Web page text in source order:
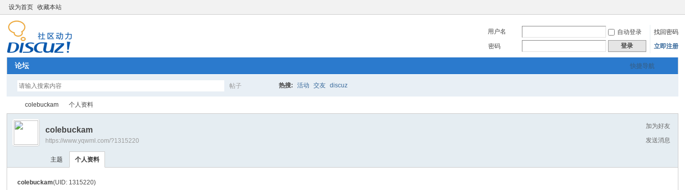
设为首页 收藏本站
用户名 自动登录
找回密码
密码
登录 立即注册
快捷导航
论坛
帖子 热搜: 活动 交友 discuz
›
colebuckam 个人资料
加为好友
发送消息
colebuckam
https://www.yqwml.com/?1315220
主题 个人资料
colebuckam(UID: 1315220)